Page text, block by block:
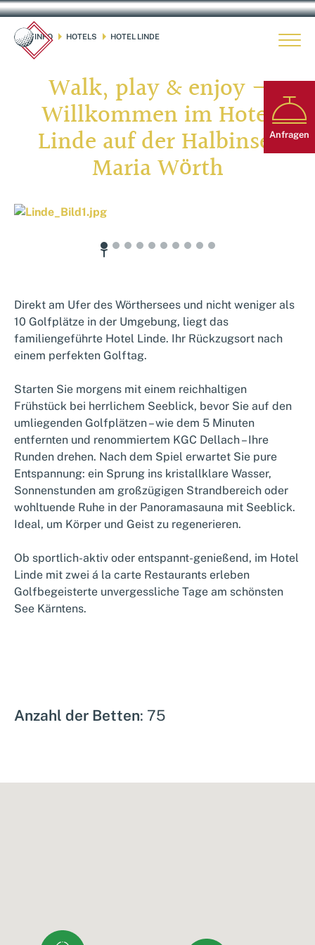
menu
meal
Anfragen
GOLFINFO arrowdown HOTELS arrowdown HOTEL LINDE
Walk, play & enjoy –
Willkommen im Hotel
Linde auf der Halbinsel
Maria Wörth
Direkt am Ufer des Wörthersees und nicht weniger als
10 Golfplätze in der Umgebung, liegt das
familiengeführte Hotel Linde. Ihr Rückzugsort nach
einem perfekten Golftag.
Starten Sie morgens mit einem reichhaltigen
Frühstück bei herrlichem Seeblick, bevor Sie auf den
umliegenden Golfplätzen – wie dem 5 Minuten
entfernten und renommiertem KGC Dellach – Ihre
Runden drehen. Nach dem Spiel erwartet Sie pure
Entspannung: ein Sprung ins kristallklare Wasser,
Sonnenstunden am großzügigen Strandbereich oder
wohltuende Ruhe in der Panoramasauna mit Seeblick.
Ideal, um Körper und Geist zu regenerieren.
Ob sportlich-aktiv oder entspannt-genießend, im Hotel
Linde mit zwei á la carte Restaurants erleben
Golfbegeisterte unvergessliche Tage am schönsten
See Kärntens.
Anzahl der Betten: 75